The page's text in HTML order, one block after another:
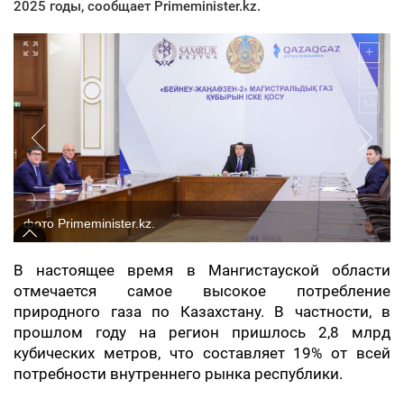
2025 годы, сообщает Рrimeminister.kz.
фото Рrimeminister.kz.
В настоящее время в Мангистауской области
отмечается самое высокое потребление
природного газа по Казахстану. В частности, в
прошлом году на регион пришлось 2,8 млрд
кубических метров, что составляет 19% от всей
потребности внутреннего рынка республики.